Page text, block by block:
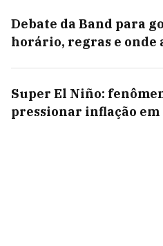
Debate da Band para
horário, regras e
Super El Niño:
pressionar inflação em